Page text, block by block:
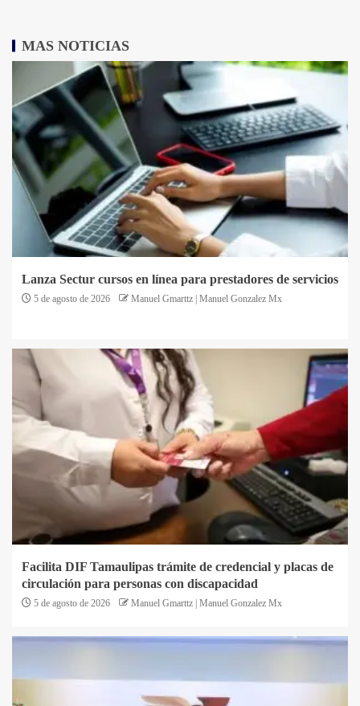
MAS NOTICIAS
Lanza Sectur cursos en línea para prestadores de servicios
5 de agosto de 2026 Manuel Gmarttz | Manuel Gonzalez Mx
Facilita DIF Tamaulipas trámite de credencial y placas de
circulación para personas con discapacidad
5 de agosto de 2026 Manuel Gmarttz | Manuel Gonzalez Mx